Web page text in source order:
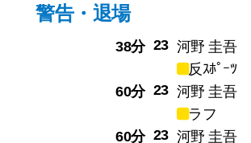
警告・退場
38分 23 河野 圭吾
反ｽﾎﾟｰﾂ
60分 23 河野 圭吾
ラフ
60分 23 河野 圭吾